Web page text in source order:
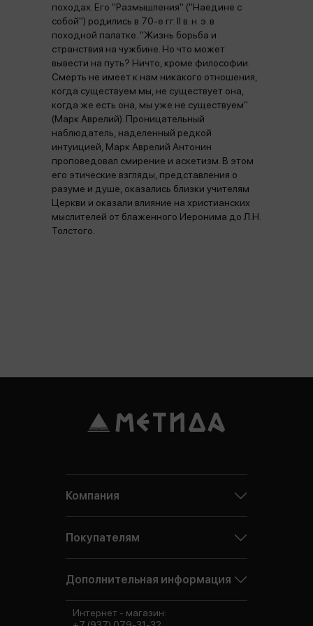
походах. Его "Размышления" ("Наедине с
собой") родились в 70-е гг. II в. н. э. в
походной палатке. "Жизнь борьба и
странствия на чужбине. Но что может
вывести на путь? Ничто, кроме философии.
Смерть не имеет к нам никакого отношения,
когда существуем мы, не существует она,
когда же есть она, мы уже не существуем"
(Марк Аврелий). Проницательный
наблюдатель, наделенный редкой
интуицией, Марк Аврелий Антонин
проповедовал смирение и аскетизм. В этом
его этические взгляды, представления о
разуме и душе, оказались близки учителям
Церкви и оказали влияние на христианских
мыслителей от блаженного Иеронима до Л.Н.
Толстого.
Компания
Покупателям
Дополнительная информация
Интернет - магазин: